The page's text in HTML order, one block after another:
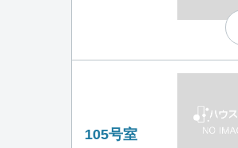
105号室